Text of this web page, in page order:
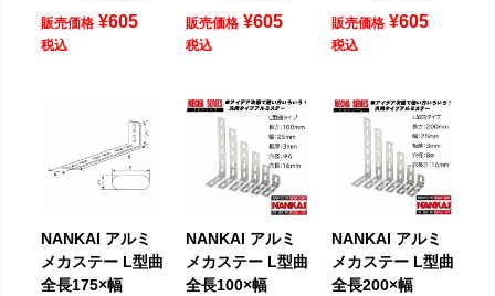
販売価格 ¥605
税込
販売価格 ¥605
税込
販売価格 ¥605
税込
NANKAI アルミ
メカステー L型曲
全長175×幅
NANKAI アルミ
メカステー L型曲
全長100×幅
NANKAI アルミ
メカステー L型曲
全長200×幅